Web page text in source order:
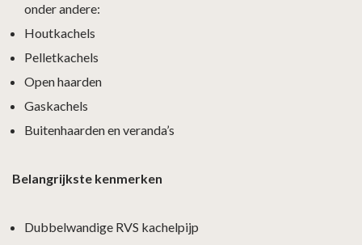
onder andere:
Houtkachels
Pelletkachels
Open haarden
Gaskachels
Buitenhaarden en veranda’s
Belangrijkste kenmerken
Dubbelwandige RVS kachelpijp